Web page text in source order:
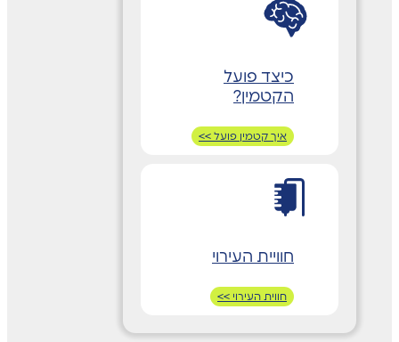
כיצד פועל
הקטמין?
איך קטמין פועל >>
חוויית העירוי
חווית העירוי >>